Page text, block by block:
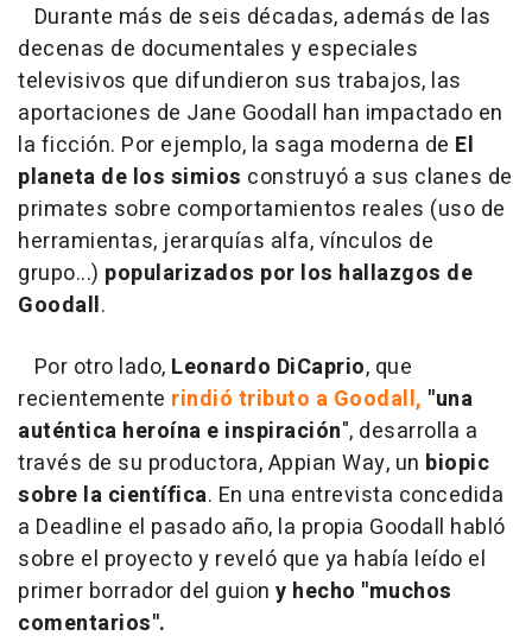
Durante más de seis décadas, además de las
decenas de documentales y especiales
televisivos que difundieron sus trabajos, las
aportaciones de Jane Goodall han impactado en
la ficción. Por ejemplo, la saga moderna de El
planeta de los simios construyó a sus clanes de
primates sobre comportamientos reales (uso de
herramientas, jerarquías alfa, vínculos de
grupo...) popularizados por los hallazgos de
Goodall.
Por otro lado, Leonardo DiCaprio, que
recientemente rindió tributo a Goodall, "una
auténtica heroína e inspiración", desarrolla a
través de su productora, Appian Way, un biopic
sobre la científica. En una entrevista concedida
a Deadline el pasado año, la propia Goodall habló
sobre el proyecto y reveló que ya había leído el
primer borrador del guion y hecho "muchos
comentarios".